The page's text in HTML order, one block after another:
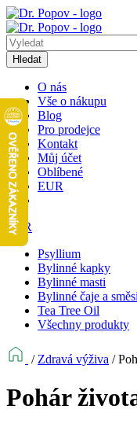
Hledat
O nás
Vše o nákupu
Blog
Pro prodejce
Kontakt
Můj účet
Oblíbené
EUR
EUR
Psyllium
Bylinné kapky
Bylinné masti
Bylinné čaje a směsi
Tea Tree Oil
Všechny produkty
/ Zdravá výživa /
Pohár